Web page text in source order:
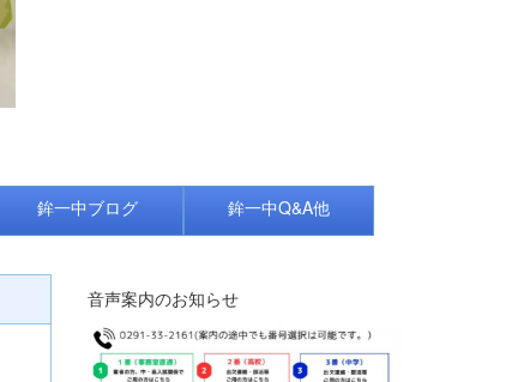
鉾一中ブログ 鉾一中Q&A他
音声案内のお知らせ